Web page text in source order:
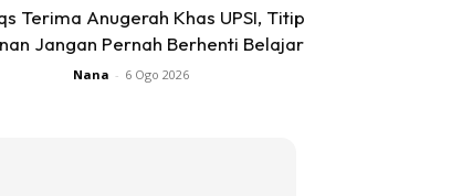
Terima Anugerah Khas UPSI, Titip
Jangan Pernah Berhenti Belajar
Nana - 6 Ogo 2026